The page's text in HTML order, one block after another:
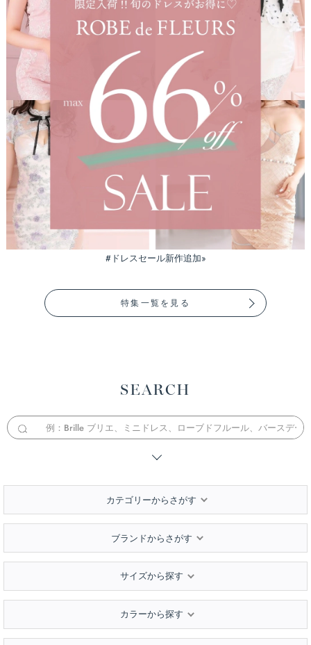
#ドレスセール新作追加»
特集一覧を見る
SEARCH
カテゴリーからさがす
ブランドからさがす
サイズから探す
カラーから探す